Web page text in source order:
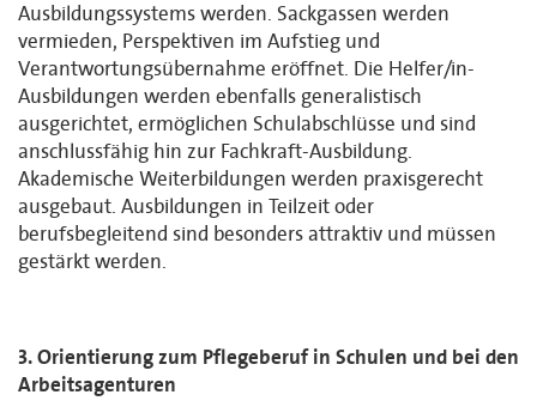
Ausbildungssystems werden. Sackgassen werden
vermieden, Perspektiven im Aufstieg und
Verantwortungsübernahme eröffnet. Die Helfer/in-
Ausbildungen werden ebenfalls generalistisch
ausgerichtet, ermöglichen Schulabschlüsse und sind
anschlussfähig hin zur Fachkraft-Ausbildung.
Akademische Weiterbildungen werden praxisgerecht
ausgebaut. Ausbildungen in Teilzeit oder
berufsbegleitend sind besonders attraktiv und müssen
gestärkt werden.
3. Orientierung zum Pflegeberuf in Schulen und bei den
Arbeitsagenturen